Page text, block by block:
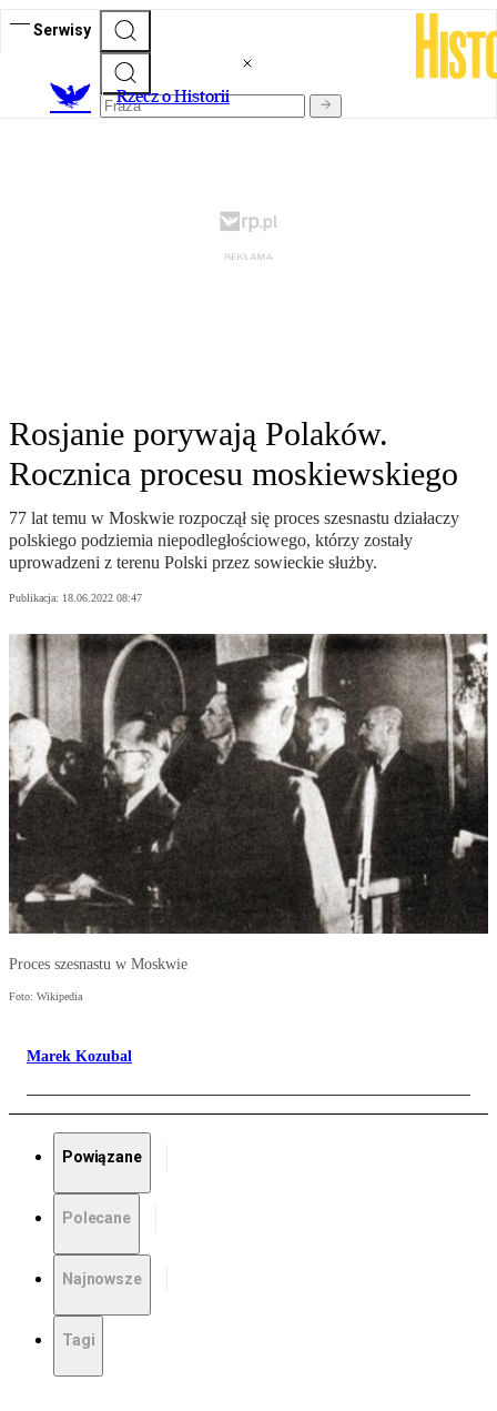
Serwisy
Rzecz o Historii
Rosjanie porywają Polaków.
Rocznica procesu moskiewskiego
77 lat temu w Moskwie rozpoczął się proces szesnastu działaczy
polskiego podziemia niepodległościowego, którzy zostały
uprowadzeni z terenu Polski przez sowieckie służby.
Publikacja: 18.06.2022 08:47
Proces szesnastu w Moskwie
Foto: Wikipedia
Marek Kozubal
Powiązane
Polecane
Najnowsze
Tagi